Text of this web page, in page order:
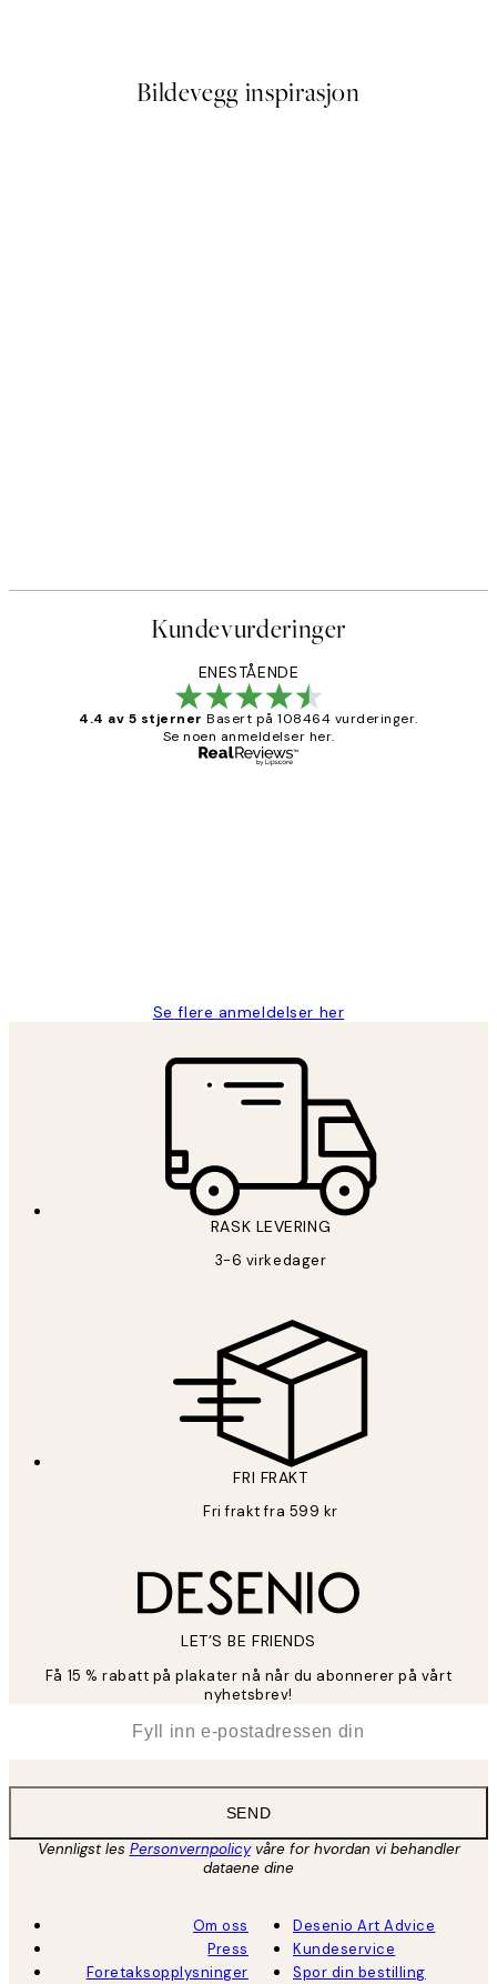
Bildevegg inspirasjon
Kundevurderinger
ENESTÅENDE
4.4 av 5 stjerner Basert på 108464 vurderinger.
Se noen anmeldelser her.
Se flere anmeldelser her
RASK LEVERING
3-6 virkedager
FRI FRAKT
Fri frakt fra 599 kr
LET’S BE FRIENDS
Få 15 % rabatt på plakater nå når du abonnerer på vårt
nyhetsbrev!
SEND
Vennligst les Personvernpolicyvåre for hvordan vi behandler
dataene dine
Om oss
Press
Foretaksopplysninger
Desenio Art Advice
Kundeservice
Spor din bestilling